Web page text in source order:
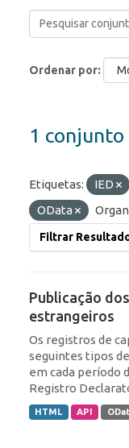
Ordenar por
1
Etiquetas: IED
OData
Filtrar
Publicação
estrangeiros
Os registros de
seguintes tipos
em cada período
Registro
HTML API